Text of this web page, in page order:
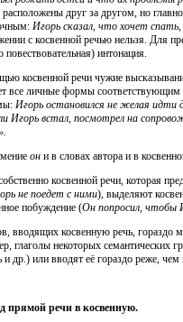
друг за другом, но
Игорь сказал, что хочет
с косвенной речью нельзя. Для
повествовательная) интонация.
косвенной речи чужие
все личные формы
Игорь остановился не желая идти
Игорь встал, посмотрел на
он и в словах автора и в
косвенной речи, которая
не поедет с ними), выделяют
побуждение (Он попросил, чтобы
вводящих косвенную речь,
глаголы некоторых семантических
и др.) или вводят её гораздо реже,
прямой речи в косвенную.